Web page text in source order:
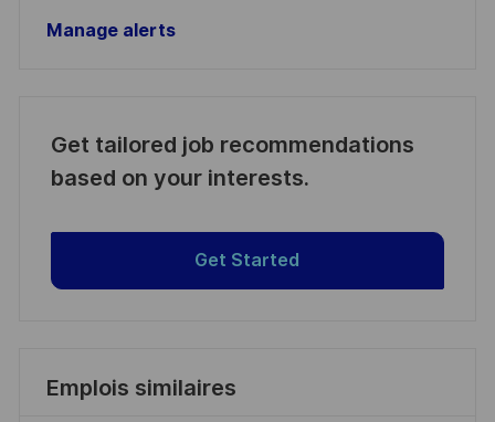
Manage alerts
Get tailored job recommendations
based on your interests.
Get Started
Emplois similaires